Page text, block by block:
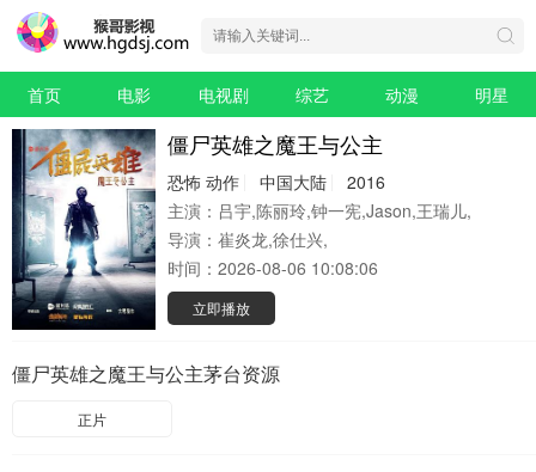
首页 电影 电视剧 综艺 动漫 明星
僵尸英雄之魔王与公主
恐怖 动作 中国大陆
2016
主演： 吕宇,陈丽玲,钟一宪,Jason,王瑞儿,
导演： 崔炎龙,徐仕兴,
时间： 2026-08-06 10:08:06
立即播放
僵尸英雄之魔王与公主茅台资源
正片